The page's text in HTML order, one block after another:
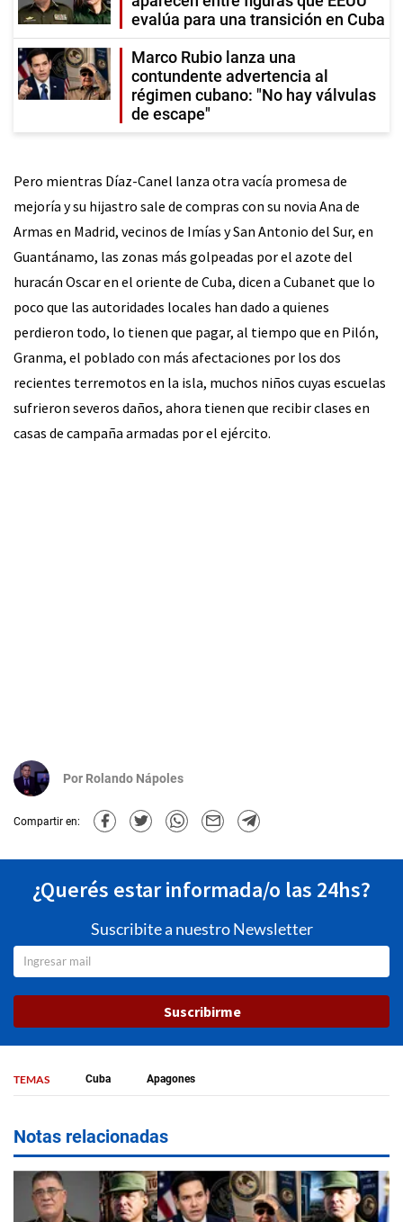
evalúa para una transición en Cuba
Marco Rubio lanza una
contundente advertencia al
régimen cubano: "No hay válvulas
de escape"
Pero mientras Díaz-Canel lanza otra vacía promesa de
mejoría y su hijastro sale de compras con su novia Ana de
Armas en Madrid, vecinos de Imías y San Antonio del Sur, en
Guantánamo, las zonas más golpeadas por el azote del
huracán Oscar en el oriente de Cuba, dicen a Cubanet que lo
poco que las autoridades locales han dado a quienes
perdieron todo, lo tienen que pagar, al tiempo que en Pilón,
Granma, el poblado con más afectaciones por los dos
recientes terremotos en la isla, muchos niños cuyas escuelas
sufrieron severos daños, ahora tienen que recibir clases en
casas de campaña armadas por el ejército.
Por Rolando Nápoles
Compartir en:
¿Querés estar informada/o las 24hs?
Suscribite a nuestro Newsletter
Suscribirme
TEMAS Cuba Apagones
Notas relacionadas